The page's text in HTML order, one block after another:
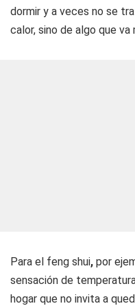
dormir y a veces no se
calor, sino de algo que
Para el feng shui, por
sensación de
hogar que no invita a